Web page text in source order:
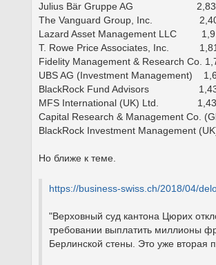
Julius Bär Gruppe AG 2,83
The Vanguard Group, Inc.
Lazard Asset Management LLC
T. Rowe Price Associates, Inc. 1,81
Fidelity Management & Research Co.
UBS AG (Investment Management)
BlackRock Fund Advisors
MFS International (UK) Ltd. 1,43
Capital Research & Management Co.
BlackRock Investment
Но ближе к теме.
https://business-swiss.ch/2018/04/
"Верховный суд кантона Цюрих
требовании выплатить миллионы
Берлинской стены. Это уже вторая